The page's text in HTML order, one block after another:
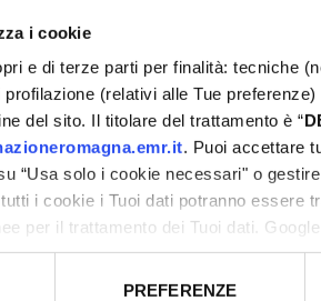
i cookie
e di terze parti per finalità: tecniche
(relativi alle Tue
del sito. Il titolare del trattamento è “
. Puoi accettare
“Usa solo i cookie necessari" o
i cookie i Tuoi dati potranno essere
per il trattamento dei Tuoi dati.
che abbiamo valutato essere
PREFERENZE